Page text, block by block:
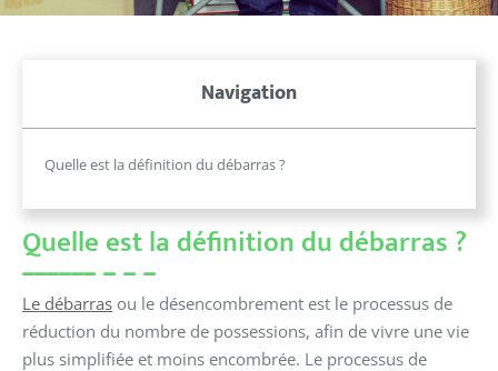
Navigation
Quelle est la définition du débarras ?
Quelle est la définition du débarras ?
Le débarras ou le désencombrement est le processus de
réduction du nombre de possessions, afin de vivre une vie
plus simplifiée et moins encombrée. Le processus de